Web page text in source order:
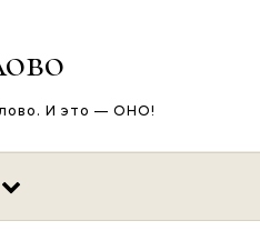
И это — ОНО!